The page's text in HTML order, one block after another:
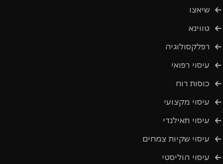
שיאצו
טווינא
רפלקסולוגיה
עיסוי רפואי
כוסות רוח
עיסוי מקצועי
עיסוי תאילנדי
עיסוי שקיות צמחים
עיסוי הוליסטי